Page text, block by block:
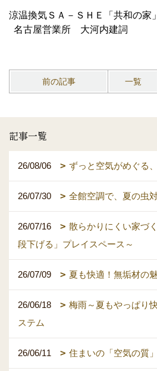
涼温換気ＳＡ－ＳＨＥ「共和の家」
名古屋営業所 大河内建詞
前の記事 一覧
記事一覧
26/08/06 ずっと空気がめぐる
26/07/30 全館空調で、夏の虫
26/07/16
散らかりにくい家づ
段下げる」プレイスペース～
26/07/09 夏も快適！無垢材の
26/06/18
梅雨～夏もやっぱり
ステム
26/06/11 住まいの「空気の質